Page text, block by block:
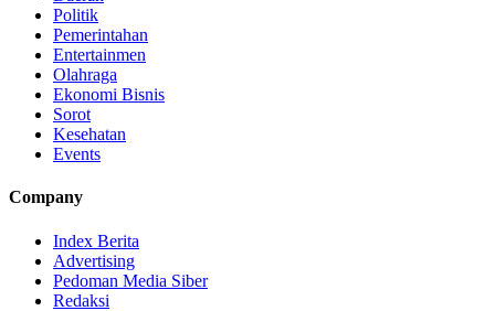
Politik
Pemerintahan
Entertainmen
Olahraga
Ekonomi Bisnis
Sorot
Kesehatan
Events
Company
Index Berita
Advertising
Pedoman Media Siber
Redaksi